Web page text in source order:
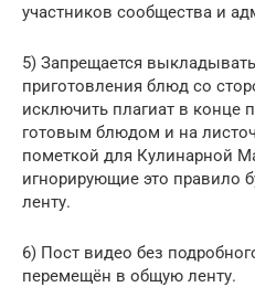
участников сообщества и
5) Запрещается
приготовления блюд со
исключить плагиат в конце
готовым блюдом и на
пометкой для Кулинарной
игнорирующие это правило
ленту.
6) Пост видео без
перемещён в общую ленту.